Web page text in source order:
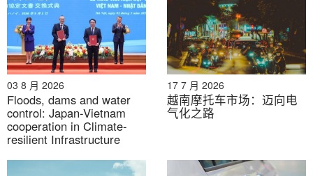
2022年末，VinES（Vingroup的子公司）与北美领先的电
池回收公司Li-Cycle签署了全球战略合作伙伴关系[11]。
此次合作旨在建立一个闭环电池供应链，在该供应链中，
锂、镍和钴等有价值的材料将被回收并在VinES工厂的新
电池生产中重复使用。
通过此次合作，VinES 获得了世界一流的湿法冶金技术，
其中包括 Li-Cycle 的专利“Spoke & Hub”模型，该模型可
实现高达 95% 的材料回收。这大大缩短了 VinES 的研发
周期，并使其能够快速在越南实现国际标准的本地化。
03 8 月 2026
Floods, dams and water
control: Japan-Vietnam
cooperation in Climate-
resilient Infrastructure
17 7 月 2026
越南摩托车市场：迈向电
气化之路